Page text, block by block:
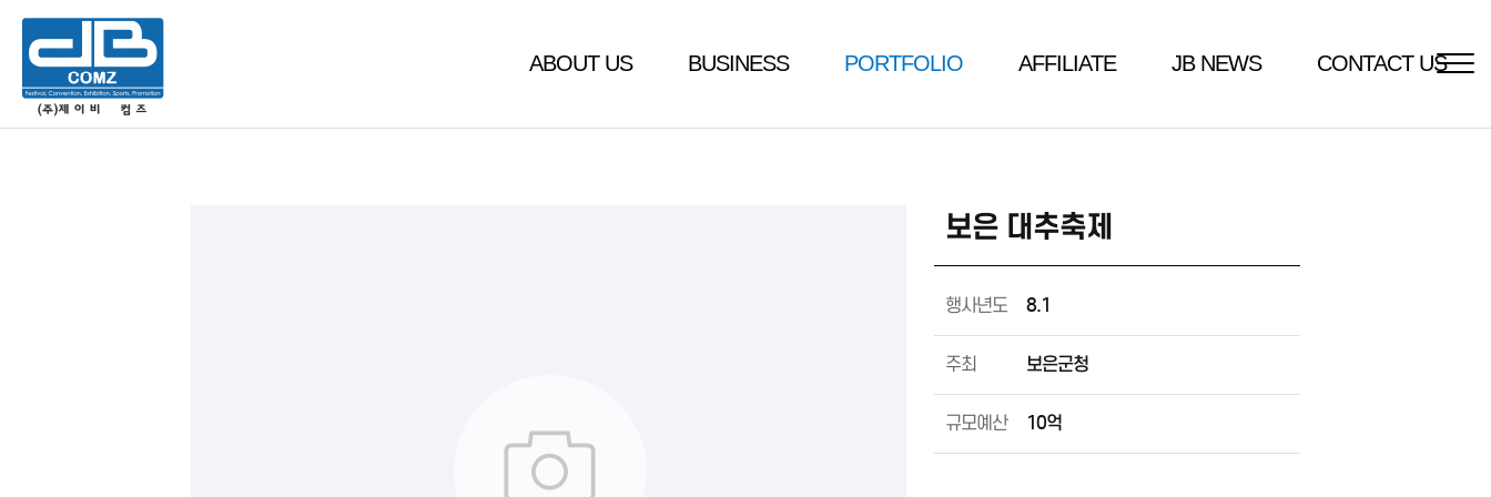
ABOUT US BUSINESS PORTFOLIO AFFILIATE JB NEWS CONTACT US
보은 대추축제
행사년도 8.1
주최 보은군청
규모예산 10억